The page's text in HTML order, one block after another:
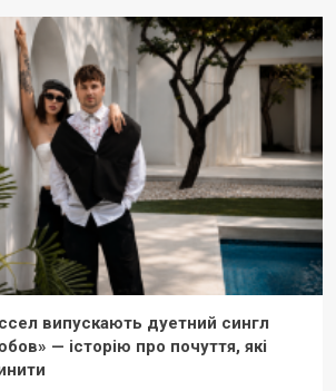
випускають дуетний сингл
— історію про почуття, які